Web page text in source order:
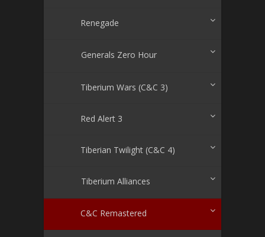
Renegade
Generals Zero Hour
Tiberium Wars (C&C 3)
Red Alert 3
Tiberian Twilight (C&C 4)
Tiberium Alliances
C&C Remastered